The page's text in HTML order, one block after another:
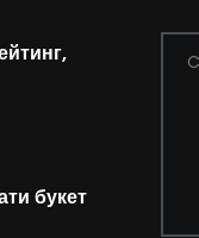
букет